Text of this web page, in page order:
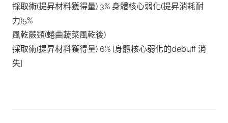
採取術(提昇材料獲得量) 3% 身體核心弱化(提昇消耗耐
力)5%
風乾蕨類(蜷曲蔬菜風乾後)
採取術(提昇材料獲得量) 6% [身體核心弱化的debuff 消
失]